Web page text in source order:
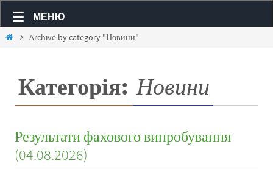
МЕНЮ
Archive by category "Новини"
Категорія: Новини
Результати фахового випробування
(04.08.2026)